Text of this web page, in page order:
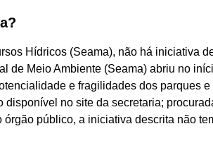
Hídricos (Seama), não há iniciativa
de Meio Ambiente (Seama) abriu no
e fragilidades dos parques
no site da secretaria;
público, a iniciativa descrita não